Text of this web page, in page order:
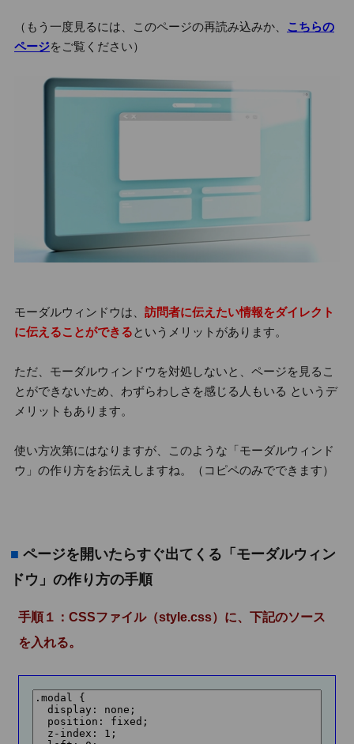
（もう一度見るには、このページの再読み込みか、
こちらの
ページをご覧ください）
モーダルウィンドウは、 訪問者に伝えたい情報をダイレクト
に伝えることができるというメリットがあります。
ただ、モーダルウィンドウを対処しないと、ページを見るこ
とができないため、わずらわしさを感じる人もいる というデ
メリットもあります。
使い方次第にはなりますが、このような「モーダルウィンド
ウ」の作り方をお伝えしますね。（コピペのみでできます）
■ ページを開いたらすぐ出てくる「モーダルウィン
ドウ」の作り方の手順
手順１：CSSファイル（style.css）に、下記のソース
を入れる。